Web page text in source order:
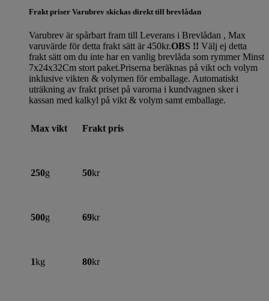
Frakt priser Varubrev skickas direkt till brevlådan
Varubrev är spårbart fram till Leverans i Brevlådan , Max
varuvärde för detta frakt sätt är 450kr.OBS !! Välj ej detta
frakt sätt om du inte har en vanlig brevlåda som rymmer Minst
7x24x32Cm stort paket.Priserna beräknas på vikt och volym
inklusive vikten & volymen för emballage. Automatiskt
uträkning av frakt priset på varorna i kundvagnen sker i
kassan med kalkyl på vikt & volym samt emballage.
Max vikt Frakt pris
250g 50kr
500g 69kr
1kg 80kr